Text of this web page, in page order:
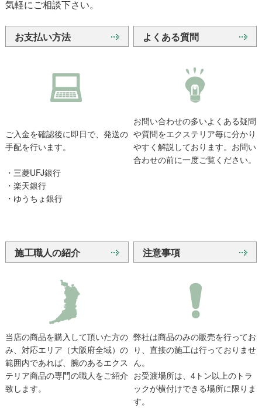
気軽にご相談下さい。
お支払い方法
ご入金を確認後に即日で、発送の
手配を行います。
・三菱UFJ銀行
・楽天銀行
・ゆうちょ銀行
よくある質問
お問い合わせの多いよくある疑問
や質問をエクステリア毎に分かり
やすく解説しております。お問い
合わせの前に一度ご覧ください。
施工職人の紹介
当店の商品を購入して頂いた方の
み、対応エリア（大阪府全域）の
範囲内であれば、腕のあるエクス
テリア商品の専門の職人をご紹介
致します。
注意事項
弊社は商品のみの販売を行ってお
り、直接の施工は行っておりませ
ん。
お受渡場所は、4トン以上のトラ
ックが横付けできる場所に限りま
す。